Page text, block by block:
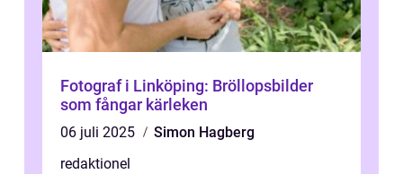
Fotograf i Linköping: Bröllopsbilder
som fångar kärleken
06 juli 2025
Simon Hagberg
redaktionel